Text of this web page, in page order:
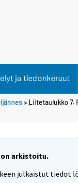
ja tiedonkeruut
> Liitetaulukko 7.
on arkistoitu.
julkaistut tiedot